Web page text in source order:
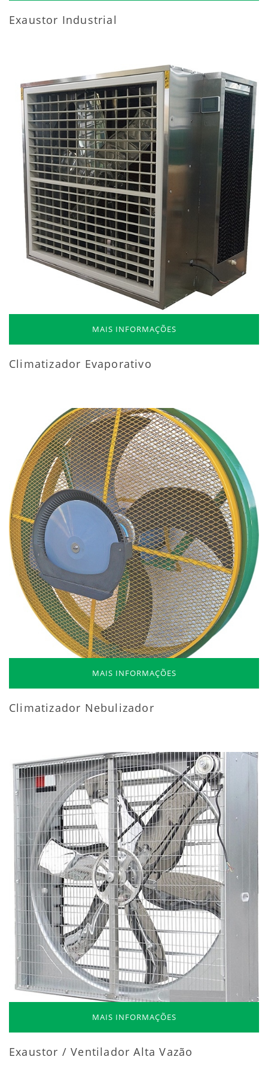
Exaustor Industrial
MAIS INFORMAÇÕES
Climatizador Evaporativo
MAIS INFORMAÇÕES
Climatizador Nebulizador
MAIS INFORMAÇÕES
Exaustor / Ventilador Alta Vazão